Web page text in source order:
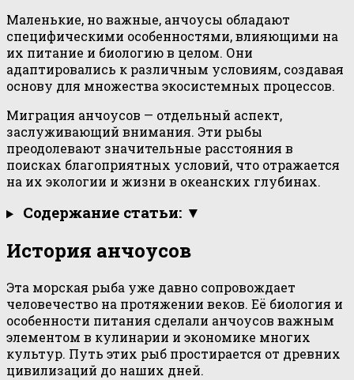
Маленькие, но важные, анчоусы обладают
специфическими особенностями, влияющими на
их питание и биологию в целом. Они
адаптировались к различным условиям, создавая
основу для множества экосистемных процессов.
Миграция анчоусов — отдельный аспект,
заслуживающий внимания. Эти рыбы
преодолевают значительные расстояния в
поисках благоприятных условий, что отражается
на их экологии и жизни в океанских глубинах.
Содержание статьи: ▼
История анчоусов
Эта морская рыба уже давно сопровождает
человечество на протяжении веков. Её биология и
особенности питания сделали анчоусов важным
элементом в кулинарии и экономике многих
культур. Путь этих рыб простирается от древних
цивилизаций до наших дней.